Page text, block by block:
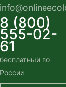
8 (800)
555-02-
61
бесплатный по
России